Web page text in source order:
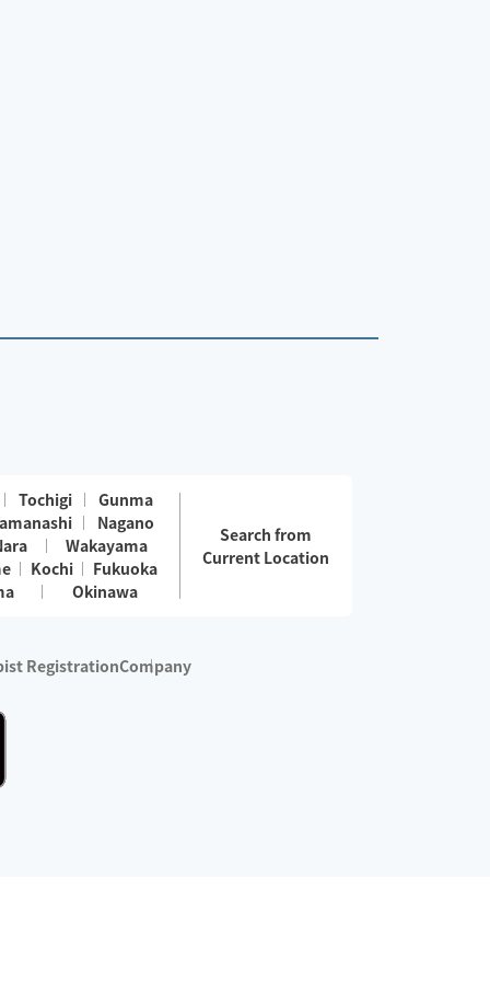
Tochigi
Gunma
Nagano
Wakayama
Kochi
Fukuoka
Okinawa
Search from
Current Location
RegistrationCompany